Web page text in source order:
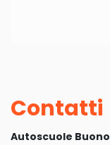
Contatti
Autoscuole Buono